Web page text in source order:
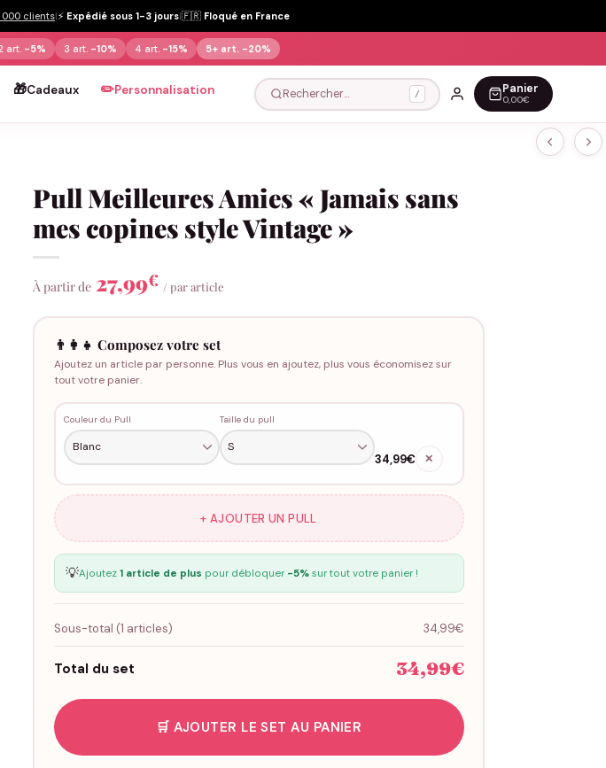
000 clients|⚡ Expédié sous 1-3 jours|🇫🇷 Floqué en France
art. -5% 3 art. -10% 4 art. -15% 5+ art. -20%
🎁Cadeaux ✏️Personnalisation Rechercher… / Panier
0,00€
Pull Meilleures Amies « Jamais sans
mes copines style Vintage »
À partir de 27,99€ / par article
👨‍👩‍👧 Composez votre set
Ajoutez un article par personne. Plus vous en ajoutez, plus vous économisez sur
tout votre panier.
Couleur du Pull Taille du pull
34,99€ ✕
+ AJOUTER UN PULL
💡Ajoutez 1 article de plus pour débloquer -5%sur tout votre panier !
Sous-total (1 articles) 34,99€
Total du set 34,99€
🛒 AJOUTER LE SET AU PANIER